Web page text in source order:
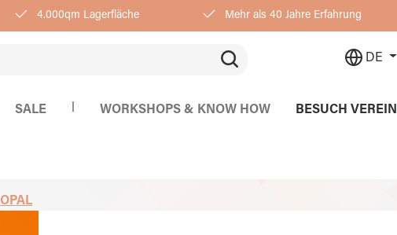
4.000qm Lagerfläche Mehr als 40 Jahre Erfahrung
DE
SALE WORKSHOPS & KNOW HOW BESUCH
OPAL